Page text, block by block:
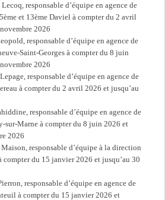
responsable d’équipe en agence de
et 13ème Daviel à compter du 2 avril
2026
responsable d’équipe en agence de
Saint-Georges à compter du 8 juin
2026
responsable d’équipe en agence de
à compter du 2 avril 2026 et jusqu’au
responsable d’équipe en agence de
sur-Marne à compter du 8 juin 2026 et
2026
responsable d’équipe à la direction
compter du 15 janvier 2026 et jusqu’au 30
responsable d’équipe en agence de
à compter du 15 janvier 2026 et